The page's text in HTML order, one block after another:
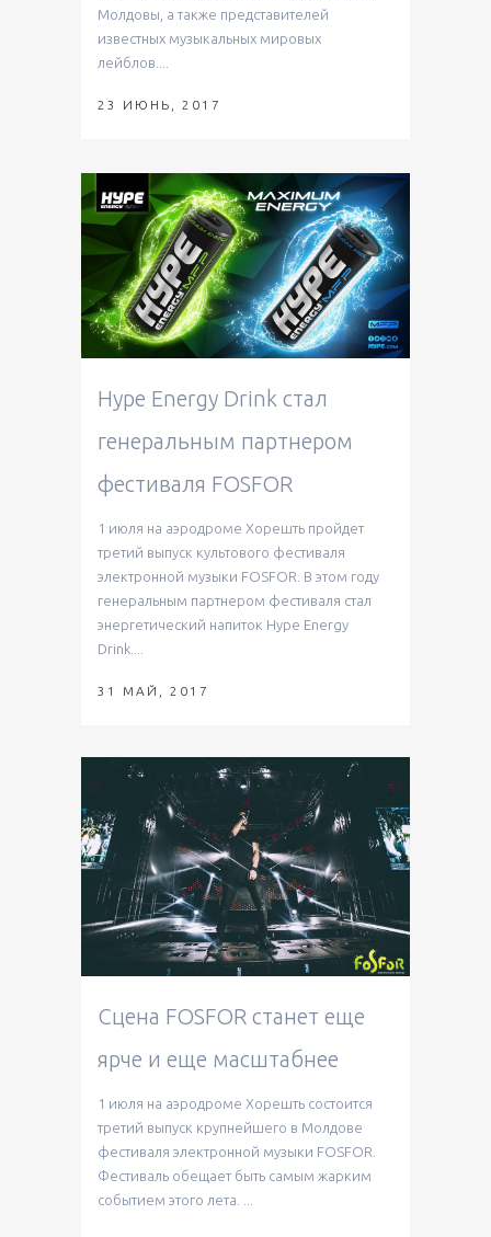
Молдовы, а также представителей
известных музыкальных мировых
лейблов....
23 ИЮНЬ, 2017
Hype Energy Drink стал
генеральным партнером
фестиваля FOSFOR
1 июля на аэродроме Хорешть пройдет
третий выпуск культового фестиваля
электронной музыки FOSFOR. В этом году
генеральным партнером фестиваля стал
энергетический напиток Hype Energy
Drink....
31 МАЙ, 2017
Сцена FOSFOR станет еще
ярче и еще масштабнее
1 июля на аэродроме Хорешть состоится
третий выпуск крупнейшего в Молдове
фестиваля электронной музыки FOSFOR.
Фестиваль обещает быть самым жарким
событием этого лета. ...